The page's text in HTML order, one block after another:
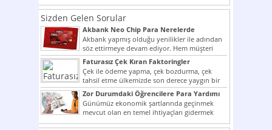
noktada son...
Sizden Gelen Sorular
Akbank Neo Chip Para Nerelerde
Kullanılır?
Akbank yapmış olduğu yenilikler ile adından
söz ettirmeye devam ediyor. Hem müşteri
potansiyelini arttırmak hem...
Faturasız Çek Kıran Faktoringler
Çek ile ödeme yapma, çek bozdurma, çek
tahsil etme ülkemizde son derece yaygın bir
şekilde...
Zor Durumdaki Öğrencilere Para Yardımı
Günümüz ekonomik şartlarında geçinmek
mevcut olan en temel ihtiyaçları gidermek
dahi son derece zor olmak...